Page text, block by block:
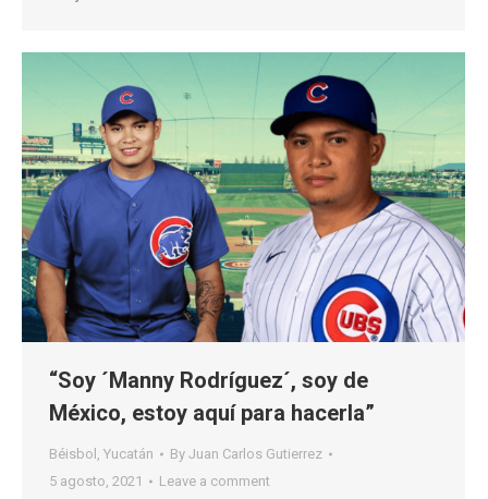
“Soy ´Manny Rodríguez´, soy de
México, estoy aquí para hacerla”
Béisbol , Yucatán By Juan Carlos Gutierrez
5 agosto, 2021
Leave a comment